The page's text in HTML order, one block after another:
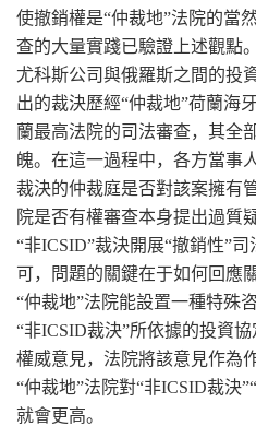
使撤銷權是“仲裁地”法院的當
查的大量實踐已驗證上述觀點
尤科斯公司與俄羅斯之間的投
出的裁決歷經“仲裁地”荷蘭海
蘭最高法院的司法審查，其全
魄。在這一過程中，各方當事
裁決的仲裁庭是否對該案擁有
院是否有權審查本身提出過質
“非ICSID”裁決開展“撤銷性”
可，問題的關鍵在于如何回應
“仲裁地”法院能設置一種特殊
“非ICSID裁決”所依據的投資
權威意見，法院將該意見作為
“仲裁地”法院對“非ICSID裁決
就會更高。